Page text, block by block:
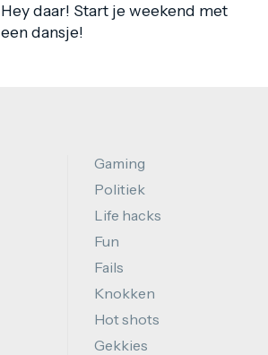
Hey daar! Start je weekend met
een dansje!
Gaming
Politiek
Life hacks
Fun
Fails
Knokken
Hot shots
Gekkies